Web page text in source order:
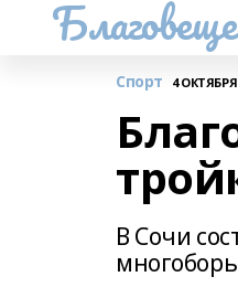
Спорт 4 ОКТЯБРЯ
В Сочи